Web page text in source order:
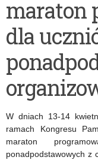
maraton
dla
W dniach 13-14
ramach Kongresu
maraton
ponadpodstawowych z
i
lat
70.